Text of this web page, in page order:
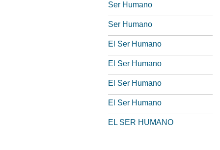
Ser Humano
Ser Humano
El Ser Humano
El Ser Humano
El Ser Humano
El Ser Humano
EL SER HUMANO